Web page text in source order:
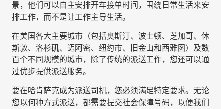
景，他们可以自主安排开车接单时间，围绕日常生活来安
排工作，而不是让工作主导生活。
在美国各大主要城市（包括奥斯汀、波士顿、芝加哥、休
斯敦、洛杉矶、迈阿密、纽约市、旧金山和西雅图）及数
百个不同规模的城市，除了传统的派送工作，您还可以通
过优步提供派送服务。
要在哈肯萨克成为派送司机，您必须满足特定要求。无论
您以何种方式派送，都需要提交社会保障号码，以便我们